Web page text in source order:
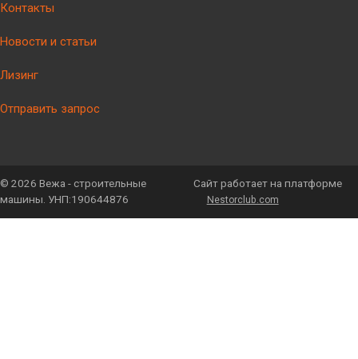
Контакты
Новости и статьи
Лизинг
Отправить запрос
© 2026 Вежа - строительные
машины. УНП:190644876
Сайт работает на платформе
Nestorclub.com